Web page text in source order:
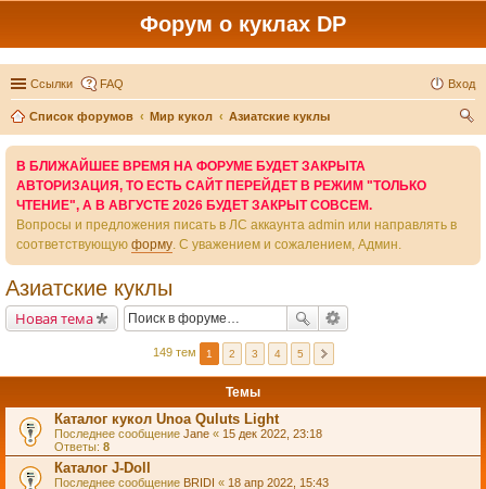
Форум о куклах DP
Ссылки FAQ Вход
Список форумов Мир кукол
Азиатские куклы
В БЛИЖАЙШЕЕ ВРЕМЯ НА ФОРУМЕ БУДЕТ ЗАКРЫТА
АВТОРИЗАЦИЯ, ТО ЕСТЬ САЙТ ПЕРЕЙДЕТ В РЕЖИМ "ТОЛЬКО
ЧТЕНИЕ", А В АВГУСТЕ 2026 БУДЕТ ЗАКРЫТ СОВСЕМ.
Вопросы и предложения писать в ЛС аккаунта admin или направлять в
соответствующую форму. С уважением и сожалением, Админ.
Азиатские куклы
Новая тема
149 тем 1 2 3 4 5
Темы
Каталог кукол Unoa Quluts Light
Последнее сообщение Jane « 15 дек 2022, 23:18
Ответы: 8
Каталог J-Doll
Последнее сообщение BRIDI « 18 апр 2022, 15:43